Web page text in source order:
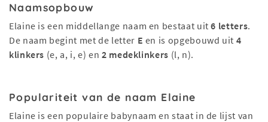
Naamsopbouw
Elaine is een middellange naam en bestaat uit6 letters.
De naam begint met de letter E en is opgebouwd uit 4
klinkers (e, a, i, e) en2 medeklinkers (l, n).
Populariteit van de naam Elaine
Elaine is een populaire babynaam en staat in de lijst van